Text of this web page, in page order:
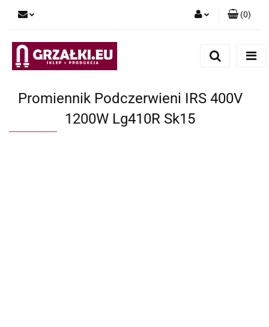
(0)
Promiennik Podczerwieni IRS 400V
1200W Lg410R Sk15